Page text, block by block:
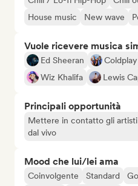
House music
New wave
Vuole ricevere musica
Ed Sheeran Coldplay
Wiz Khalifa
Lewis
Principali opportunità
Mettere in contatto gli
dal vivo
Mood che lui/lei ama
Coinvolgente Standard